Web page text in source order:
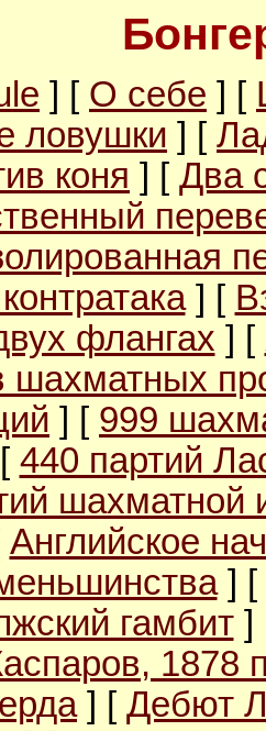
] [ О себе ] [
ловушки ] [
коня ] [ Два
] [
флангах ] [
шахматных
] [ 999
440 партий
шахматной
Английское
] [
гамбит]
1878
] [ Дебют